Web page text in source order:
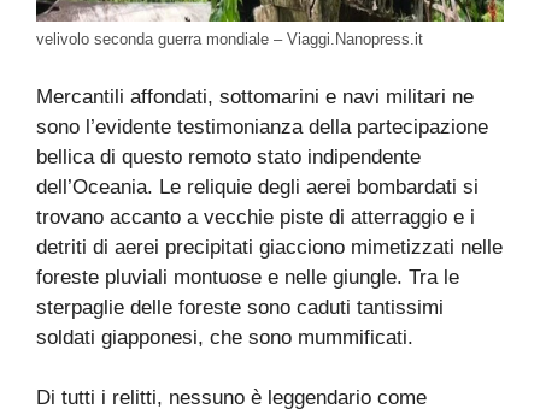
velivolo seconda guerra mondiale – Viaggi.Nanopress.it
Mercantili affondati, sottomarini e navi militari ne
sono l’evidente testimonianza della partecipazione
bellica di questo remoto stato indipendente
dell’Oceania. Le reliquie degli aerei bombardati si
trovano accanto a vecchie piste di atterraggio e i
detriti di aerei precipitati giacciono mimetizzati nelle
foreste pluviali montuose e nelle giungle. Tra le
sterpaglie delle foreste sono caduti tantissimi
soldati giapponesi, che sono mummificati.
Di tutti i relitti, nessuno è leggendario come